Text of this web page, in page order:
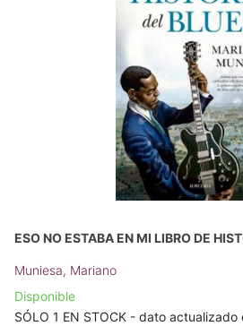
ESO NO ESTABA EN MI LIBRO DE
Muniesa, Mariano
Disponible
SÓLO 1 EN STOCK - dato